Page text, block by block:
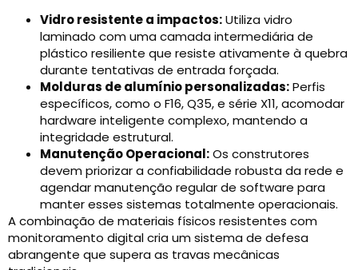
Vidro resistente a impactos:Utiliza vidro
laminado com uma camada intermediária de
plástico resiliente que resiste ativamente à quebra
durante tentativas de entrada forçada.
Molduras de alumínio personalizadas:Perfis
específicos, como o F16, Q35, e série X11, acomodar
hardware inteligente complexo, mantendo a
integridade estrutural.
Manutenção Operacional:Os construtores
devem priorizar a confiabilidade robusta da rede e
agendar manutenção regular de software para
manter esses sistemas totalmente operacionais.
A combinação de materiais físicos resistentes com
monitoramento digital cria um sistema de defesa
abrangente que supera as travas mecânicas